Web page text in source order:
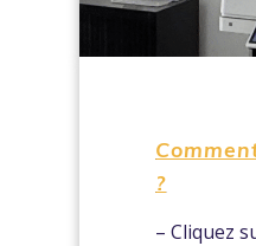
?
– Cliquez